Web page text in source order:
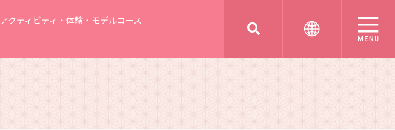
アクティビティ・体験・モデルコース